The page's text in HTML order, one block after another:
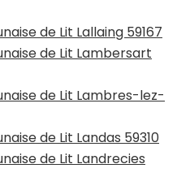
de Lit Lallaing 59167
de Lit Lambersart
de Lit Lambres-lez-
de Lit Landas 59310
de Lit Landrecies